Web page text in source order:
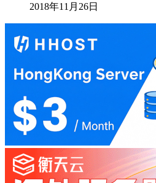
2018年11月26日